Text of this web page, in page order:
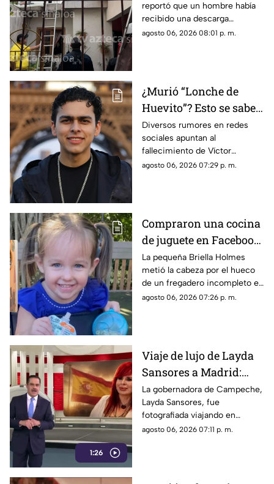
descarga eléctrica en la
colonia Álamos Uno, en
Los Mochis
reportó que un hombre había
recibido una descarga
eléctrica mientras se
agosto 06, 2026 08:01 p. m.
¿Murió “Lonche de
Huevito”? Esto se sabe
del streamer
sinaloense
Diversos rumores en redes
sociales apuntan al
fallecimiento de Víctor
Ordoñez, conocido como
agosto 06, 2026 07:29 p. m.
Compraron una cocina
de juguete en Facebook
y terminó en tragedia:
Muere niña de 3 años
atrapada en el mueble
La pequeña Briella Holmes
metió la cabeza por el hueco
de un fregadero incompleto en
un mueble de segunda mano;
agosto 06, 2026 07:26 p. m.
1:26
Viaje de lujo de Layda
Sansores a Madrid:
captada junto a su
hermana del DIF
estatal
La gobernadora de Campeche,
Layda Sansores, fue
fotografiada viajando en
primera clase a Madrid,
agosto 06, 2026 07:11 p. m.